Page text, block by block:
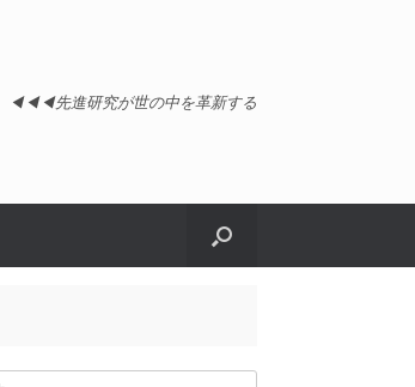
◀︎◀︎◀︎先進研究が世の中を革新する